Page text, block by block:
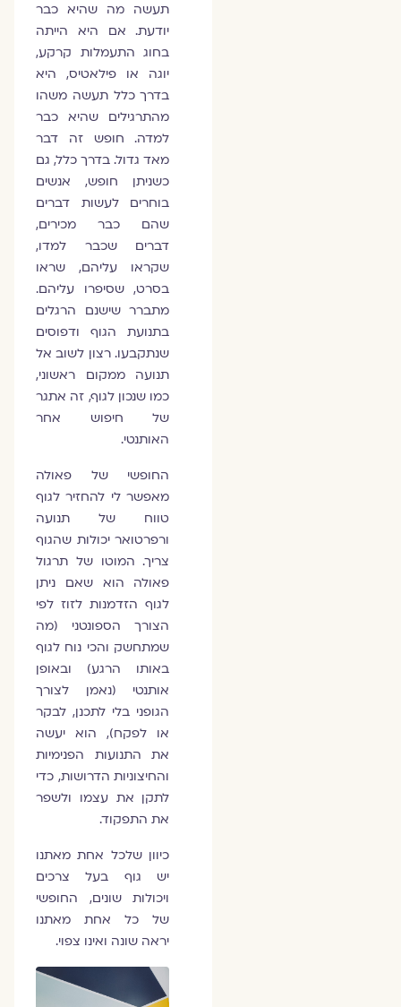
תעשה מה שהיא כבר
יודעת. אם היא הייתה
בחוג התעמלות קרקע,
יוגה או פילאטיס, היא
בדרך כלל תעשה משהו
מהתרגילים שהיא כבר
למדה. חופש זה דבר
מאד גדול. בדרך כלל, גם
כשניתן חופש, אנשים
בוחרים לעשות דברים
שהם כבר מכירים,
דברים שכבר למדו,
שקראו עליהם, שראו
בסרט, שסיפרו עליהם.
מתברר שישנם הרגלים
בתנועת הגוף ודפוסים
שנתקבעו. רצון לשוב אל
תנועה ממקום ראשוני,
כמו שנכון לגוף, זה אתגר
של חיפוש אחר
האותנטי.
החופשי של פאולה
מאפשר לי להחזיר לגוף
טווח של תנועה
ורפרטואר יכולות שהגוף
צריך. המוטו של תרגול
פאולה הוא שאם ניתן
לגוף הזדמנות לזוז לפי
הצורך הספונטני (מה
שמתחשק והכי נוח לגוף
באותו הרגע) ובאופן
אותנטי (נאמן לצורך
הגופני בלי לתכנן, לבקר
או לפקח), הוא יעשה
את התנועות הפנימיות
והחיצוניות הדרושות, כדי
לתקן את עצמו ולשפר
את התפקוד.
כיוון שלכל אחת מאתנו
יש גוף בעל צרכים
ויכולות שונים, החופשי
של כל אחת מאתנו
יראה שונה ואינו צפוי.